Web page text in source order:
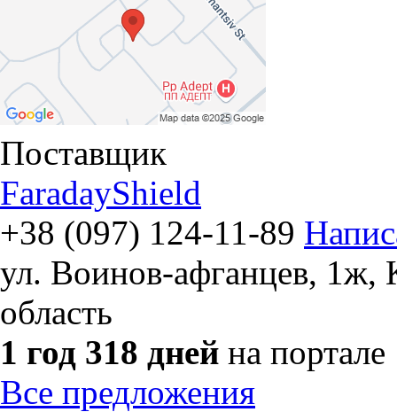
Поставщик
FaradayShield
+38 (097) 124-11-89
ул. Воинов-афганцев, 1ж,
область
1 год 318 дней на портале
Все предложения